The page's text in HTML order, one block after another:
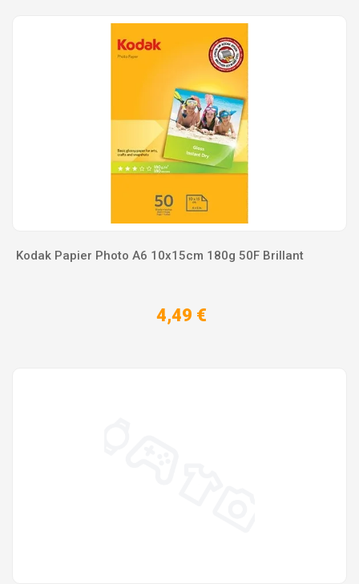
Kodak Papier Photo A6 10x15cm 180g 50F Brillant
4,49 €